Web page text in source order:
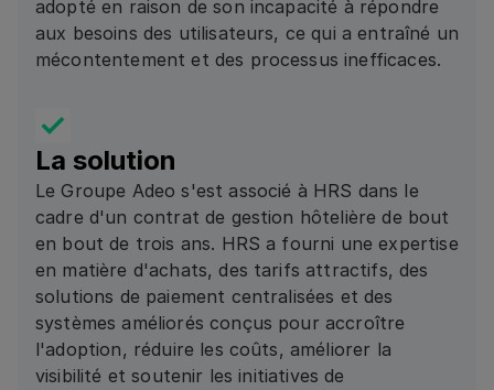
adopté en raison de son incapacité à répondre
aux besoins des utilisateurs, ce qui a entraîné un
mécontentement et des processus inefficaces.
La solution
Le Groupe Adeo s'est associé à HRS dans le
cadre d'un contrat de gestion hôtelière de bout
en bout de trois ans. HRS a fourni une expertise
en matière d'achats, des tarifs attractifs, des
solutions de paiement centralisées et des
systèmes améliorés conçus pour accroître
l'adoption, réduire les coûts, améliorer la
visibilité et soutenir les initiatives de